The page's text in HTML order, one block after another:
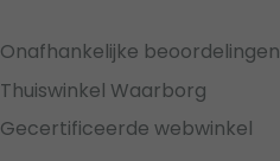
Onafhankelijke beoordelingen
Thuiswinkel Waarborg
Gecertificeerde webwinkel